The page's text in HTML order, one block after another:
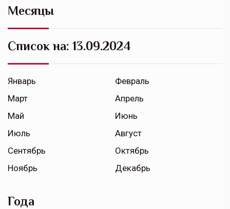
Месяцы
Список на: 13.09.2024
Январь
Февраль
Март
Апрель
Май
Июнь
Июль
Август
Сентябрь
Октябрь
Ноябрь
Декабрь
Года